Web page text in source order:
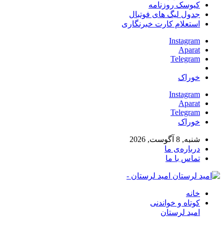
کیوسک روزنامه
جدول لیگ های فوتبال
استعلام کارت خبرنگاری
Instagram
Aparat
Telegram
خوراک
Instagram
Aparat
Telegram
خوراک
شنبه, 8 آگوست, 2026
درباره‌ی ما
تماس با ما
امید لرستان -
خانه
کوتاه و خواندنی
امید لرستان